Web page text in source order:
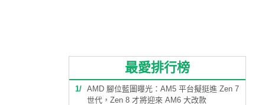
最愛排行榜
1
AMD 腳位藍圖曝光：AM5 平台擬挺進 Zen 7
世代，Zen 8 才將迎來 AM6 大改款